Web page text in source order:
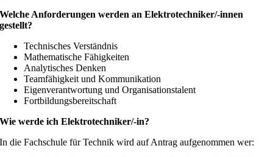
Welche Anforderungen werden an Elektrotechniker/-innen
gestellt?
Technisches Verständnis
Mathematische Fähigkeiten
Analytisches Denken
Teamfähigkeit und Kommunikation
Eigenverantwortung und Organisationstalent
Fortbildungsbereitschaft
Wie werde ich Elektrotechniker/-in?
In die Fachschule für Technik wird auf Antrag aufgenommen wer: